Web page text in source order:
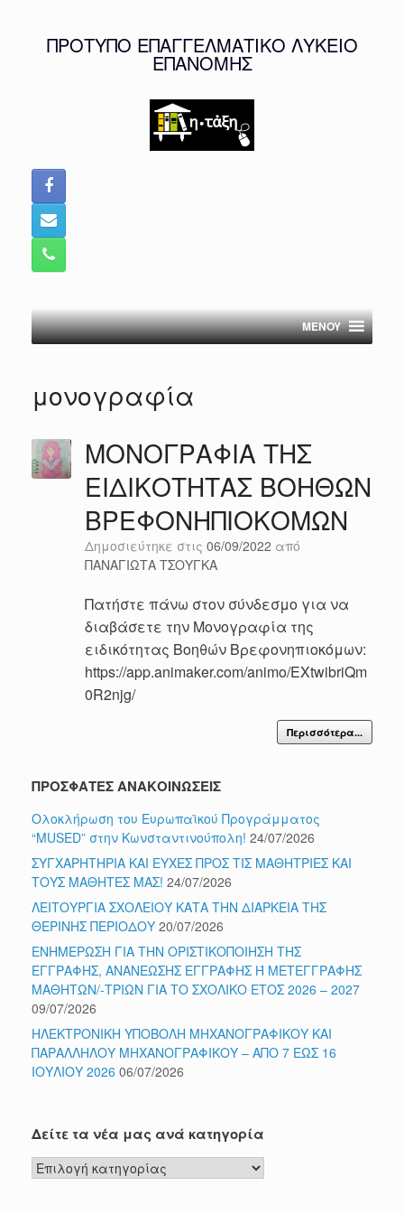
ΠΡΟΤΥΠΟ ΕΠΑΓΓΕΛΜΑΤΙΚΟ ΛΥΚΕΙΟ
ΕΠΑΝΟΜΗΣ
MENOY
μονογραφία
ΜΟΝΟΓΡΑΦΙΑ ΤΗΣ
ΕΙΔΙΚΟΤΗΤΑΣ ΒΟΗΘΩΝ
ΒΡΕΦΟΝΗΠΙΟΚΟΜΩΝ
Δημοσιεύτηκε στις 06/09/2022 από
ΠΑΝΑΓΙΩΤΑ ΤΣΟΥΓΚΑ
Πατήστε πάνω στον σύνδεσμο για να
διαβάσετε την Μονογραφία της
ειδικότητας Βοηθών Βρεφονηπιοκόμων:
https://app.animaker.com/animo/EXtwibriQm
0R2njg/
Περισσότερα...
ΠΡΟΣΦΑΤΕΣ ΑΝΑΚΟΙΝΩΣΕΙΣ
Ολοκλήρωση του Ευρωπαϊκού Προγράμματος
“MUSED” στην Κωνσταντινούπολη! 24/07/2026
ΣΥΓΧΑΡΗΤΗΡΙΑ ΚΑΙ ΕΥΧΕΣ ΠΡΟΣ ΤΙΣ ΜΑΘΗΤΡΙΕΣ ΚΑΙ
ΤΟΥΣ ΜΑΘΗΤΕΣ ΜΑΣ! 24/07/2026
ΛΕΙΤΟΥΡΓΙΑ ΣΧΟΛΕΙΟΥ ΚΑΤΑ ΤΗΝ ΔΙΑΡΚΕΙΑ ΤΗΣ
ΘΕΡΙΝΗΣ ΠΕΡΙΟΔΟΥ 20/07/2026
ΕΝΗΜΕΡΩΣΗ ΓΙΑ ΤΗΝ ΟΡΙΣΤΙΚΟΠΟΙΗΣΗ ΤΗΣ
ΕΓΓΡΑΦΗΣ, ΑΝΑΝΕΩΣΗΣ ΕΓΓΡΑΦΗΣ Ή ΜΕΤΕΓΓΡΑΦΗΣ
ΜΑΘΗΤΩΝ/-ΤΡΙΩΝ ΓΙΑ ΤΟ ΣΧΟΛΙΚΟ ΕΤΟΣ 2026 – 2027
09/07/2026
ΗΛΕΚΤΡΟΝΙΚΗ ΥΠΟΒΟΛΗ ΜΗΧΑΝΟΓΡΑΦΙΚΟΥ ΚΑΙ
ΠΑΡΑΛΛΗΛΟΥ ΜΗΧΑΝΟΓΡΑΦΙΚΟΥ – ΑΠΟ 7 ΕΩΣ 16
ΙΟΥΛΙΟΥ 2026 06/07/2026
Δείτε τα νέα μας ανά κατηγορία
Δείτε
τα